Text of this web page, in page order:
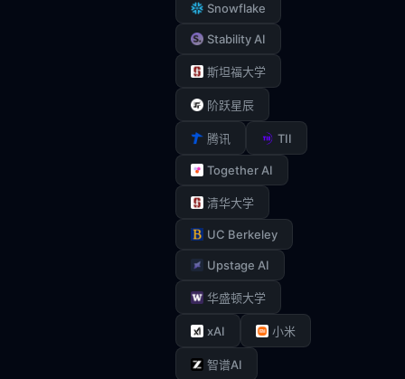
Snowflake
Stability AI
斯坦福大学
阶跃星辰
腾讯 TII
Together AI
清华大学
UC Berkeley
Upstage AI
华盛顿大学
xAI 小米
智谱AI